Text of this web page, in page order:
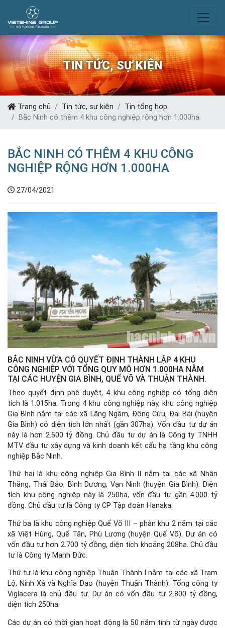
TIN TỨC, SỰ KIỆN
Trang chủ Tin tức, sự kiện
Tin tổng hợp
Bắc Ninh có thêm 4 khu công nghiệp rộng hơn 1.000ha
BẮC NINH CÓ THÊM 4 KHU CÔNG
NGHIỆP RỘNG HƠN 1.000HA
27/04/2021
BẮC NINH VỪA CÓ QUYẾT ĐỊNH THÀNH LẬP 4 KHU
CÔNG NGHIỆP VỚI TỔNG QUY MÔ HƠN 1.000HA NẰM
TẠI CÁC HUYỆN GIA BÌNH, QUẾ VÕ VÀ THUẬN THÀNH.
Theo quyết định phê duyệt, 4 khu công nghiệp có tổng diện
tích là 1.015ha. Trong 4 khu công nghiệp này, khu công nghiệp
Gia Bình nằm tại các xã Lãng Ngâm, Đông Cứu, Đại Bái (huyện
Gia Bình) có diện tích lớn nhất (gần 307ha). Vốn đầu tư dự án
này là hơn 2.500 tỷ đồng. Chủ đầu tư dự án là Công ty TNHH
MTV đầu tư xây dựng và kinh doanh kết cấu hạ tầng khu công
nghiệp Bắc Ninh.
Thứ hai là khu công nghiệp Gia Bình II nằm tại các xã Nhân
Thắng, Thái Bảo, Bình Dương, Vạn Ninh (huyện Gia Bình). Diện
tích khu công nghiệp này là 250ha, vốn đầu tư gần 4.000 tỷ
đồng. Chủ đầu tư là Công ty CP Tập đoàn Hanaka.
Thứ ba là khu công nghiệp Quế Võ III – phân khu 2 nằm tại các
xã Việt Hùng, Quế Tân, Phù Lương (huyện Quế Võ). Dự án có
vốn đầu tư hơn 2.700 tỷ đồng, diện tích khoảng 208ha. Chủ đầu
tư là Công ty Mạnh Đức.
Thứ tư là khu công nghiệp Thuận Thành I nằm tại các xã Trạm
Lộ, Ninh Xá và Nghĩa Đạo (huyện Thuận Thành). Tổng công ty
Viglacera là chủ đầu tư. Dự án có vốn đầu tư 2.800 tỷ đồng,
diện tích 250ha.
Các dự án có thời gian hoạt động là 50 năm tính từ ngày được